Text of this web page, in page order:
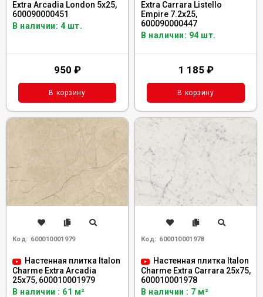
Extra Arcadia London 5x25,
600090000451
В наличии: 4 шт.
950 ₽
В корзину
Extra Carrara Listello
Empire 7.2x25,
600090000447
В наличии: 94 шт.
1 185 ₽
В корзину
Код: 600010001979
Настенная плитка Italon
Charme Extra Arcadia
25x75, 600010001979
В наличии : 61 м²
Код: 600010001978
Настенная плитка Italon
Charme Extra Carrara 25x75,
600010001978
В наличии : 7 м²